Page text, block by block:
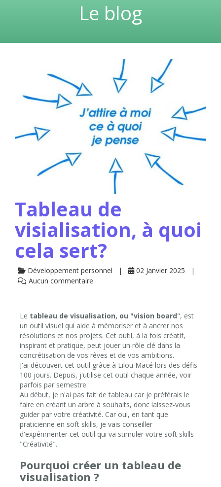
Le blog
Tableau de
visialisation, à quoi
cela sert?
Développement personnel
02 Janvier 2025
Aucun commentaire
Le tableau de visualisation, ou "vision board", est
un outil visuel qui aide à mémoriser et à ancrer nos
résolutions et nos projets. Cet outil, à la fois créatif,
inspirant et pratique, peut jouer un rôle clé dans la
concrétisation de vos rêves et de vos ambitions.
J'ai découvert cet outil grâce à Lilou Macé lors des défis
100 jours. Depuis, j'utilise cet outil chaque année, voir
parfois par semestre.
Au début, je n'ai pas fait de tableau car je préférais le
faire en créant un arbre à souhaits, donc laissez-vous
guider par votre créativité. Car oui, en tant que
praticienne en soft skills, je vais conseiller
d'expérimenter cet outil qui va stimuler votre soft skills
"Créativité".
Pourquoi créer un tableau de
visualisation ?